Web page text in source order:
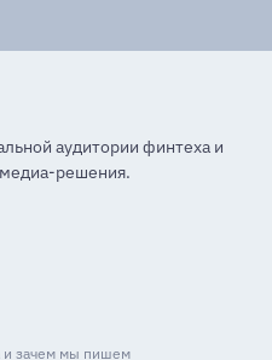
аудитории финтеха и
решения.
и зачем мы пишем